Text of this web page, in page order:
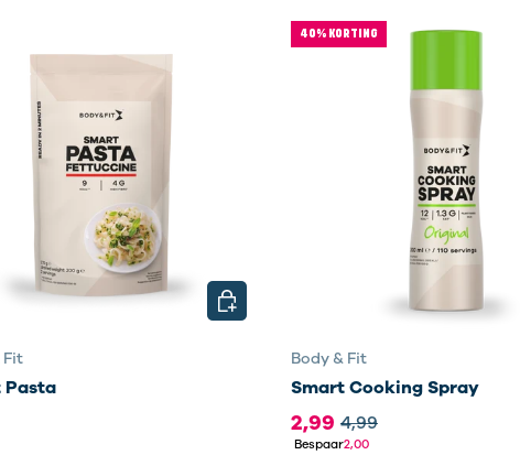
Fit
Pasta
KIES MOGELIJKHEDEN
40% KORTING
Body & Fit
Smart Cooking Spray
2,99 4,99
Bespaar2,00